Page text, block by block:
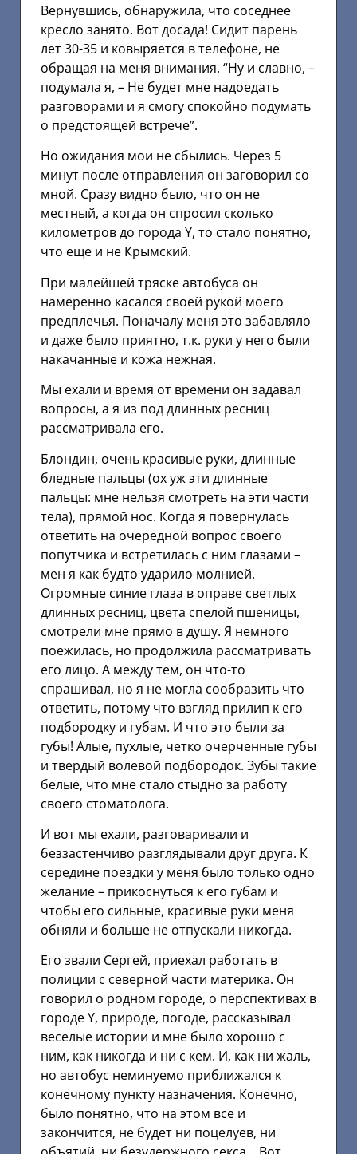
Вернувшись, обнаружила, что соседнее
кресло занято. Вот досада! Сидит парень
лет 30-35 и ковыряется в телефоне, не
обращая на меня внимания. “Ну и славно, –
подумала я, – Не будет мне надоедать
разговорами и я смогу спокойно подумать
о предстоящей встрече”.
Но ожидания мои не сбылись. Через 5
минут после отправления он заговорил со
мной. Сразу видно было, что он не
местный, а когда он спросил сколько
километров до города Y, то стало понятно,
что еще и не Крымский.
При малейшей тряске автобуса он
намеренно касался своей рукой моего
предплечья. Поначалу меня это забавляло
и даже было приятно, т.к. руки у него были
накачанные и кожа нежная.
Мы ехали и время от времени он задавал
вопросы, а я из под длинных ресниц
рассматривала его.
Блондин, очень красивые руки, длинные
бледные пальцы (ох уж эти длинные
пальцы: мне нельзя смотреть на эти части
тела), прямой нос. Когда я повернулась
ответить на очередной вопрос своего
попутчика и встретилась с ним глазами –
мен я как будто ударило молнией.
Огромные синие глаза в оправе светлых
длинных ресниц, цвета спелой пшеницы,
смотрели мне прямо в душу. Я немного
поежилась, но продолжила рассматривать
его лицо. А между тем, он что-то
спрашивал, но я не могла сообразить что
ответить, потому что взгляд прилип к его
подбородку и губам. И что это были за
губы! Алые, пухлые, четко очерченные губы
и твердый волевой подбородок. Зубы такие
белые, что мне стало стыдно за работу
своего стоматолога.
И вот мы ехали, разговаривали и
беззастенчиво разглядывали друг друга. К
середине поездки у меня было только одно
желание – прикоснуться к его губам и
чтобы его сильные, красивые руки меня
обняли и больше не отпускали никогда.
Его звали Сергей, приехал работать в
полиции с северной части материка. Он
говорил о родном городе, о перспективах в
городе Y, природе, погоде, рассказывал
веселые истории и мне было хорошо с
ним, как никогда и ни с кем. И, как ни жаль,
но автобус неминуемо приближался к
конечному пункту назначения. Конечно,
было понятно, что на этом все и
закончится, не будет ни поцелуев, ни